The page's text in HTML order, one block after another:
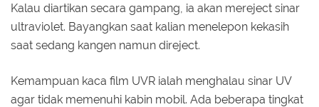
Kalau diartikan secara gampang, ia akan mereject sinar
ultraviolet. Bayangkan saat kalian menelepon kekasih
saat sedang kangen namun direject.
Kemampuan kaca film UVR ialah menghalau sinar UV
agar tidak memenuhi kabin mobil. Ada beberapa tingkat